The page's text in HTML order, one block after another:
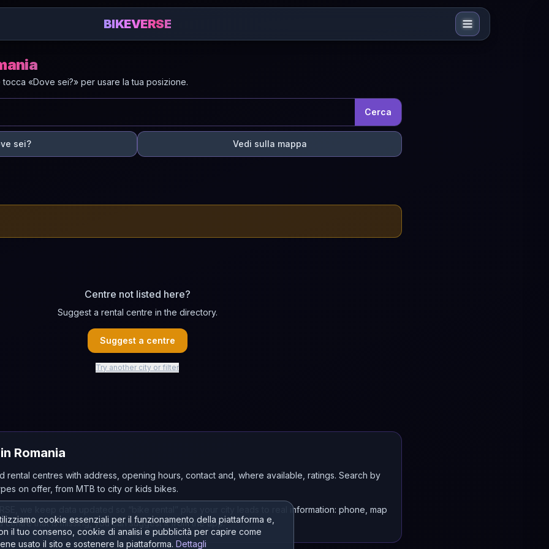
cookie essenziali per il funzionamento della piattaforma e,
il tuo consenso, cookie di analisi e pubblicità per capire come
usato il sito e sostenere la piattaforma. Dettagli
BIKEVERSE
«Dove sei?» per usare la tua posizione.
Cerca
sei? Vedi sulla mappa
Centre not listed here?
Suggest a rental centre in the directory.
Suggest a centre
Try another city or filter
Romania
rental centres with address, opening hours, contact and, where available, ratings. Search by
on offer, from MTB to city or kids bikes.
we keep data updated so “bike rental” plus your city leads to real information: phone, map
centre that is missing, you can suggest it from the app.